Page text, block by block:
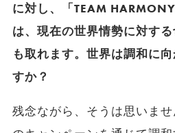
に対し、「TEAM
は、現在の世界情勢に対す
も取れます。世界は調和に
すか？
残念ながら、そうは思いま